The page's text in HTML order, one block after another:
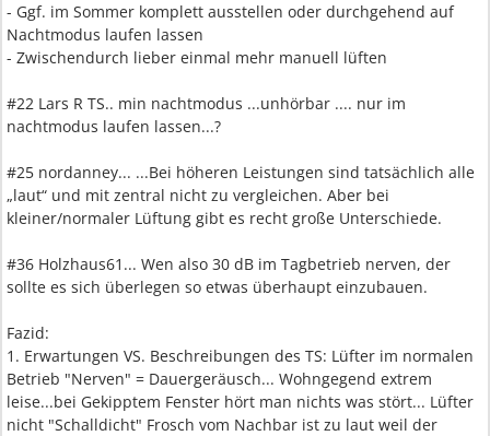
- Ggf. im Sommer komplett ausstellen oder durchgehend auf
Nachtmodus laufen lassen
- Zwischendurch lieber einmal mehr manuell lüften
#22 Lars R TS.. min nachtmodus ...unhörbar .... nur im
nachtmodus laufen lassen...?
#25 nordanney... ...Bei höheren Leistungen sind tatsächlich alle
„laut“ und mit zentral nicht zu vergleichen. Aber bei
kleiner/normaler Lüftung gibt es recht große Unterschiede.
#36 Holzhaus61... Wen also 30 dB im Tagbetrieb nerven, der
sollte es sich überlegen so etwas überhaupt einzubauen.
Fazid:
1. Erwartungen VS. Beschreibungen des TS: Lüfter im normalen
Betrieb "Nerven" = Dauergeräusch... Wohngegend extrem
leise...bei Gekipptem Fenster hört man nichts was stört... Lüfter
nicht "Schalldicht" Frosch vom Nachbar ist zu laut weil der